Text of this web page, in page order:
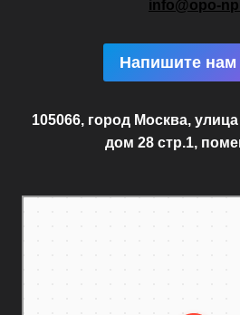
info@opo-
Напишите нам
105066, город Москва,
дом 28 стр.1,